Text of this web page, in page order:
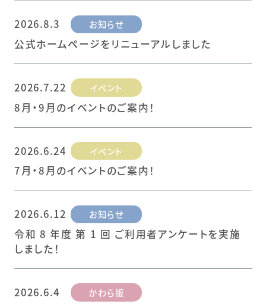
2026.8.3 お知らせ
公式ホームページをリニューアルしました
2026.7.22 イベント
8月・9月のイベントのご案内！
2026.6.24 イベント
7月・8月のイベントのご案内！
2026.6.12 お知らせ
令和 8 年度 第 1 回 ご利用者アンケートを実施
しました！
2026.6.4 かわら版